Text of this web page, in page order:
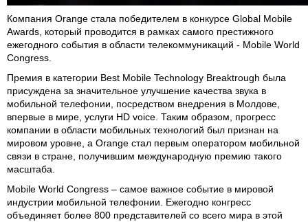
Компания Orange стала победителем в конкурсе Global Mobile
Awards, который проводится в рамках самого престижного
ежегодного события в области телекоммуникаций - Mobile World
Congress.
Премия в категории Best Mobile Technology Breaktrough была
присуждена за значительное улучшение качества звука в
мобильной телефонии, посредством внедрения в Молдове,
впервые в мире, услуги HD voice. Таким образом, прогресс
компании в области мобильных технологий был признан на
мировом уровне, а Orange стал первым оператором мобильной
связи в стране, получившим международную премию такого
масштаба.
Mobile World Congress – самое важное событие в мировой
индустрии мобильной телефонии. Ежегодно конгресс
объединяет более 800 представителей со всего мира в этой